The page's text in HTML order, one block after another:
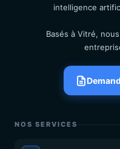
intelligence
Basés à Vitré,
NOS SERVICES